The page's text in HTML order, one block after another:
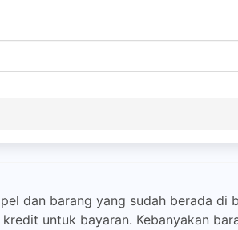
dan barang yang sudah berada di
untuk bayaran. Kebanyakan